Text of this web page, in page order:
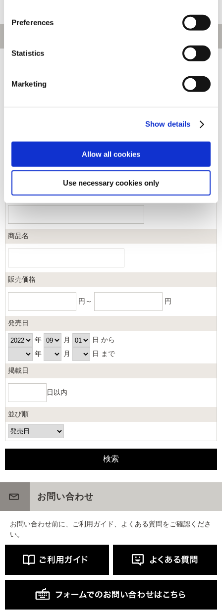
Preferences
Statistics
Marketing
Show details
Allow all cookies
Use necessary cookies only
商品コード
商品名
販売価格
円～ 円
発売日
年 月
日 から
年
月 日 まで
掲載日
日以内
並び順
お問い合わせ
お問い合わせ前に、ご利用ガイド、よくある質問をご確認くださ
い。